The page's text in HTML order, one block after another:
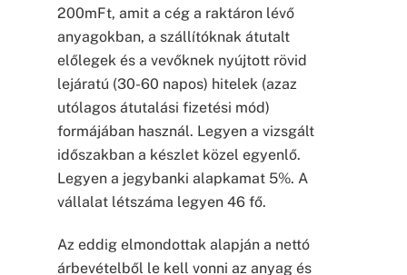
200mFt, amit a cég a raktáron lévő
anyagokban, a szállítóknak átutalt
előlegek és a vevőknek nyújtott rövid
lejáratú (30-60 napos) hitelek (azaz
utólagos átutalási fizetési mód)
formájában használ. Legyen a vizsgált
időszakban a készlet közel egyenlő.
Legyen a jegybanki alapkamat 5%. A
vállalat létszáma legyen 46 fő.
Az eddig elmondottak alapján a nettó
árbevételből le kell vonni az anyag és